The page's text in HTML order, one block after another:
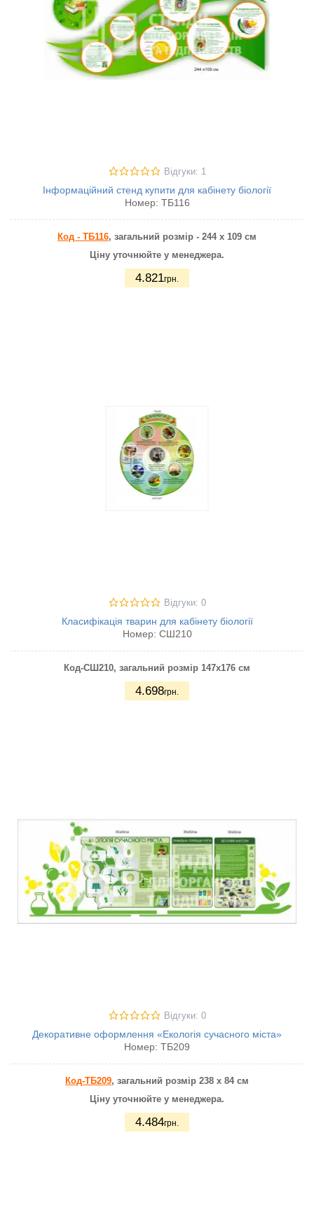
Відгуки: 1
Інформаційний стенд купити для кабінету біології
Номер: ТБ116
Код - ТБ116, загальний розмір - 244 х 109 см
Ціну уточнюйте у менеджера.
4.821грн.
Відгуки: 0
Класифікація тварин для кабінету біології
Номер: СШ210
Код-СШ210, загальний розмір 147х176 см
4.698грн.
Відгуки: 0
Декоративне оформлення «Екологія сучасного міста»
Номер: ТБ209
Код-ТБ209, загальний розмір 238 х 84 см
Ціну уточнюйте у менеджера.
4.484грн.